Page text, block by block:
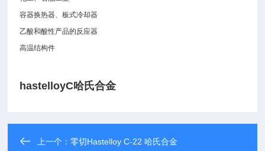
容器换热器、板式冷却器
乙酸和酸性产品的反应器
高温结构件
hastelloyC哈氏合金
上一个：零切Hastelloy C-22 哈氏合金